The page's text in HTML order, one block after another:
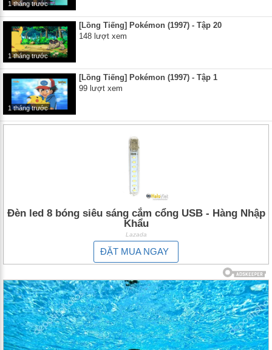
1 tháng trước
1 tháng trước
[Lồng Tiếng] Pokémon (1997) - Tập 20
148 lượt xem
1 tháng trước
[Lồng Tiếng] Pokémon (1997) - Tập 1
99 lượt xem
Đèn led 8 bóng siêu sáng cắm cổng USB - Hàng Nhập
Khẩu
Lazada
ĐẶT MUA NGAY